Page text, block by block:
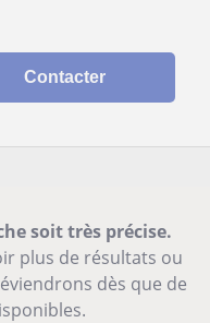
Contacter
soit très précise.
plus de résultats ou
dès que de